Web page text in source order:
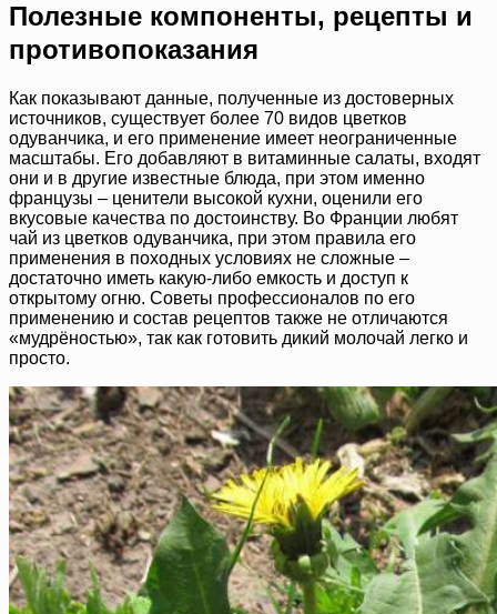
Полезные компоненты, рецепты и
противопоказания
Как показывают данные, полученные из достоверных
источников, существует более 70 видов цветков
одуванчика, и его применение имеет неограниченные
масштабы. Его добавляют в витаминные салаты, входят
они и в другие известные блюда, при этом именно
французы – ценители высокой кухни, оценили его
вкусовые качества по достоинству. Во Франции любят
чай из цветков одуванчика, при этом правила его
применения в походных условиях не сложные –
достаточно иметь какую-либо емкость и доступ к
открытому огню. Советы профессионалов по его
применению и состав рецептов также не отличаются
«мудрёностью», так как готовить дикий молочай легко и
просто.